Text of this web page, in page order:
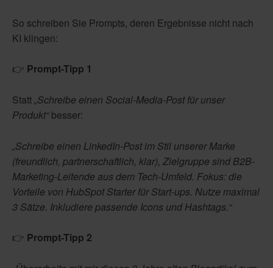
So schreiben Sie Prompts, deren Ergebnisse nicht nach
KI klingen:
👉 Prompt-Tipp 1
Statt„Schreibe einen Social-Media-Post für unser
Produkt“besser:
„Schreibe einen LinkedIn-Post im Stil unserer Marke
(freundlich, partnerschaftlich, klar), Zielgruppe sind B2B-
Marketing-Leitende aus dem Tech-Umfeld. Fokus: die
Vorteile von HubSpot Starter für Start-ups. Nutze maximal
3 Sätze. Inkludiere passende Icons und Hashtags.“
👉 Prompt-Tipp 2